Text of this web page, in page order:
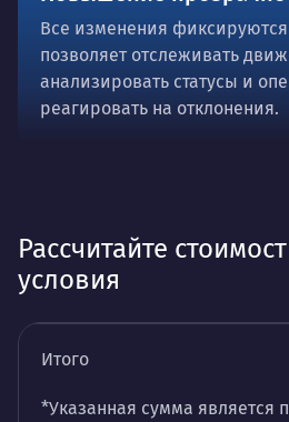
Все изменения фиксируются
позволяет отслеживать
анализировать статусы и
реагировать на отклонения.
Рассчитайте
условия
Итого
*Указанная сумма является